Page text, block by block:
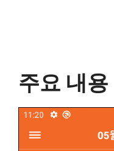
주요 내용